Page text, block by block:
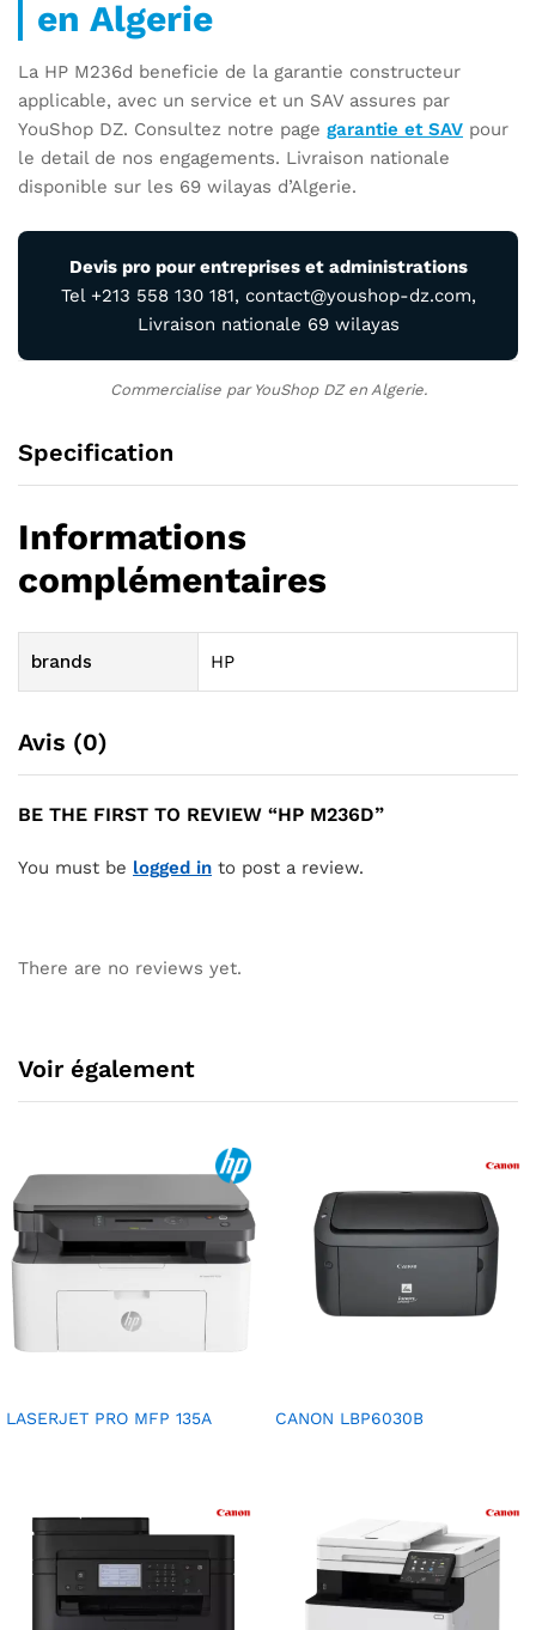
en Algerie
La HP M236d beneficie de la garantie constructeur
applicable, avec un service et un SAV assures par
YouShop DZ. Consultez notre page garantie et SAV pour
le detail de nos engagements. Livraison nationale
disponible sur les 69 wilayas d’Algerie.
Devis pro pour entreprises et administrations
Tel +213 558 130 181, contact@youshop-dz.com,
Livraison nationale 69 wilayas
Commercialise par YouShop DZ en Algerie.
Specification
Informations
complémentaires
brands HP
Avis (0)
BE THE FIRST TO REVIEW “HP M236D”
You must be logged in to post a review.
There are no reviews yet.
Voir également
LASERJET PRO MFP 135A CANON LBP6030B